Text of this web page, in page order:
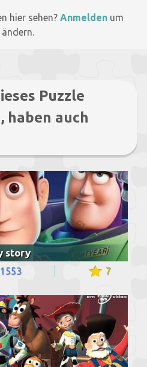
hier sehen? Anmelden um
Puzzle
haben auch
story
1553 7